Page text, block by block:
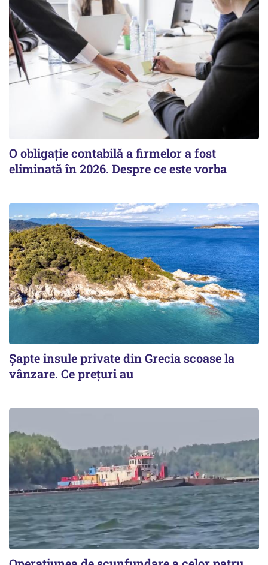
O obligație contabilă a firmelor a fost
eliminată în 2026. Despre ce este vorba
Șapte insule private din Grecia scoase la
vânzare. Ce prețuri au